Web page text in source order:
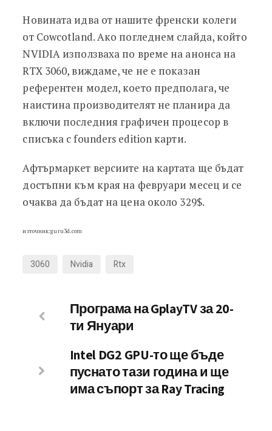
Новината идва от нашите френски колеги
от Cowcotland. Ако погледнем слайда, който
NVIDIA използваха по време на анонса на
RTX 3060, виждаме, че не е показан
референтен модел, което предполага, че
наистина производителят не планира да
включи последния графичен процесор в
списъка с founders edition карти.
Афтърмаркет версиите на картата ще бъдат
достъпни към края на февруари месец и се
очаква да бъдат на цена около 329$.
източник:guru3d.com
3060 Nvidia Rtx
Програма на GplayTV за 20-
ти Януари
Intel DG2 GPU-то ще бъде
пуснато тази година и ще
има съпорт за Ray Tracing